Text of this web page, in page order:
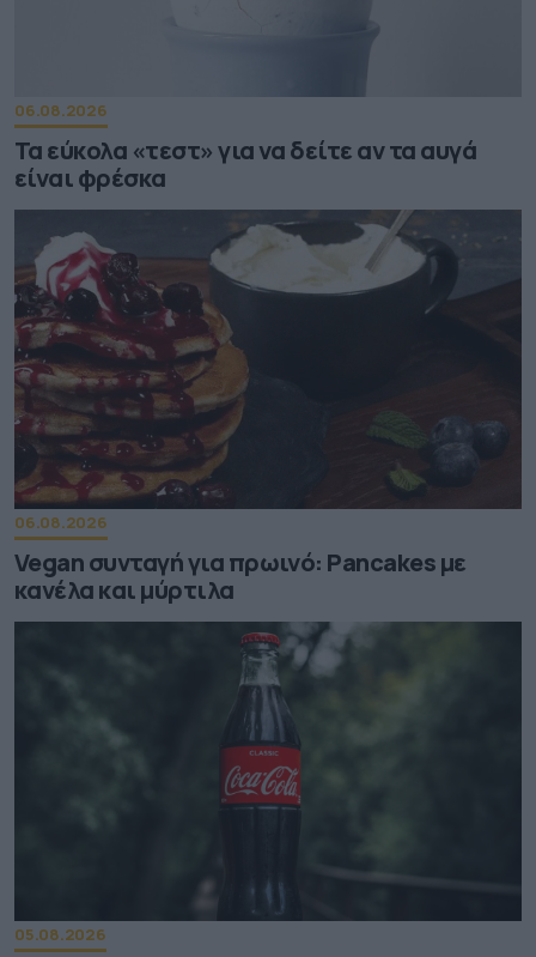
06.08.2026
Τα εύκολα «τεστ» για να δείτε αν τα αυγά
είναι φρέσκα
06.08.2026
Vegan συνταγή για πρωινό: Pancakes με
κανέλα και μύρτιλα
05.08.2026